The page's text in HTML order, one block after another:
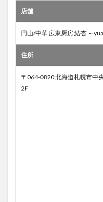
店舗
円山/中華 広東厨房 結杏 ～
住所
〒064-0820 北海道札幌市中
2F